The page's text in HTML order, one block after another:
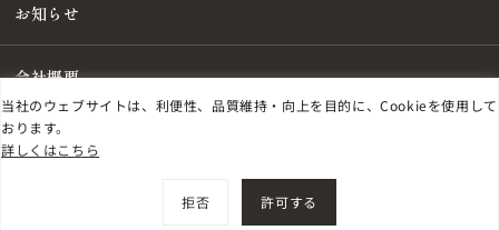
当社のウェブサイトは、利便性、品質維持・向上を目的に、Cookieを使用して
おります。
詳しくはこちら
拒否 許可する
お知らせ
会社概要
特定商取引法に基づく表記